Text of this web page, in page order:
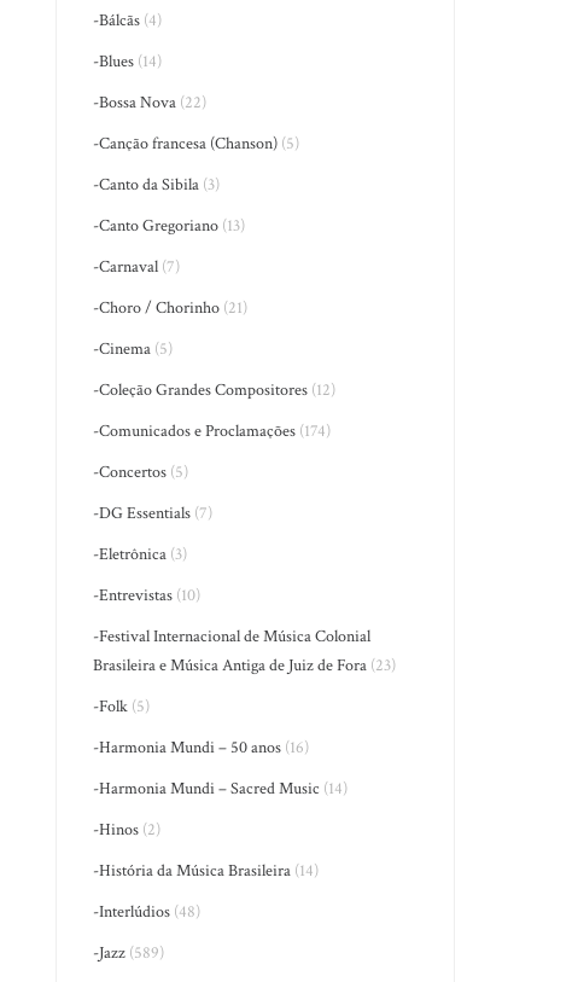
-Bálcãs (4)
-Blues (14)
-Bossa Nova (22)
-Canção francesa (Chanson) (5)
-Canto da Sibila (3)
-Canto Gregoriano (13)
-Carnaval (7)
-Choro / Chorinho (21)
-Cinema (5)
-Coleção Grandes Compositores (12)
-Comunicados e Proclamações (174)
-Concertos (5)
-DG Essentials (7)
-Eletrônica (3)
-Entrevistas (10)
-Festival Internacional de Música Colonial
Brasileira e Música Antiga de Juiz de Fora (23)
-Folk (5)
-Harmonia Mundi – 50 anos (16)
-Harmonia Mundi – Sacred Music (14)
-Hinos (2)
-História da Música Brasileira (14)
-Interlúdios (48)
-Jazz (589)